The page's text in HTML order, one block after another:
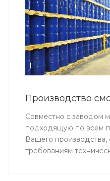
Производство
Совместно с заводом
подходящую по всем
Вашего
требованиям